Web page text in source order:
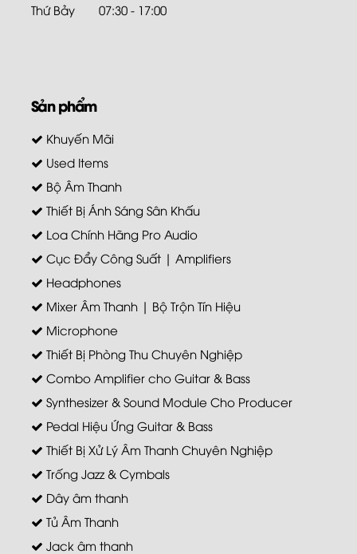
Thứ Bảy
07:30 - 17:00
Sản phẩm
Khuyến Mãi
Used Items
Bộ Âm Thanh
Thiết Bị Ánh Sáng Sân Khấu
Loa Chính Hãng Pro Audio
Cục Đẩy Công Suất | Amplifiers
Headphones
Mixer Âm Thanh | Bộ Trộn Tín Hiệu
Microphone
Thiết Bị Phòng Thu Chuyên Nghiệp
Combo Amplifier cho Guitar & Bass
Synthesizer & Sound Module Cho Producer
Pedal Hiệu Ứng Guitar & Bass
Thiết Bị Xử Lý Âm Thanh Chuyên Nghiệp
Trống Jazz & Cymbals
Dây âm thanh
Tủ Âm Thanh
Jack âm thanh